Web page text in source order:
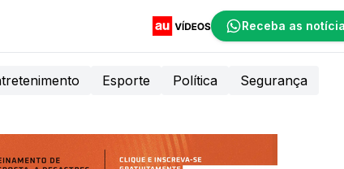
Receba as
Esporte Política Segurança